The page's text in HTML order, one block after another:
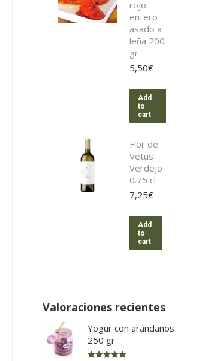
rojo
entero
asado a
leña 200
gr
5,50€
Add
to
cart
Flor de
Vetus
Verdejo
0.75 cl
7,25€
Add
to
cart
Valoraciones recientes
Yogur con arándanos
250 gr